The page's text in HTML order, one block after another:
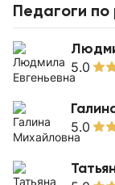
Педагоги по
5.0
5.0